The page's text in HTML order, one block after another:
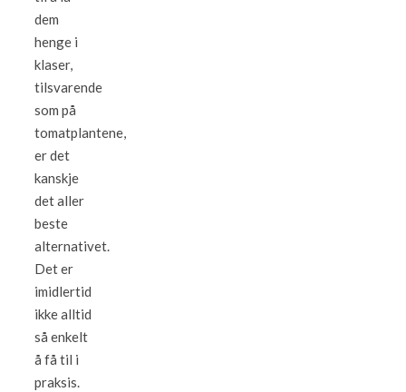
dem
henge i
klaser,
tilsvarende
som på
tomatplantene,
er det
kanskje
det aller
beste
alternativet.
Det er
imidlertid
ikke alltid
så enkelt
å få til i
praksis.